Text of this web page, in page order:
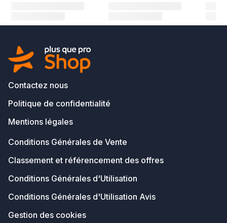
Contactez nous
Politique de confidentialité
Mentions légales
Conditions Générales de Vente
Classement et référencement des offres
Conditions Générales d'Utilisation
Conditions Générales d'Utilisation Avis
Gestion des cookies